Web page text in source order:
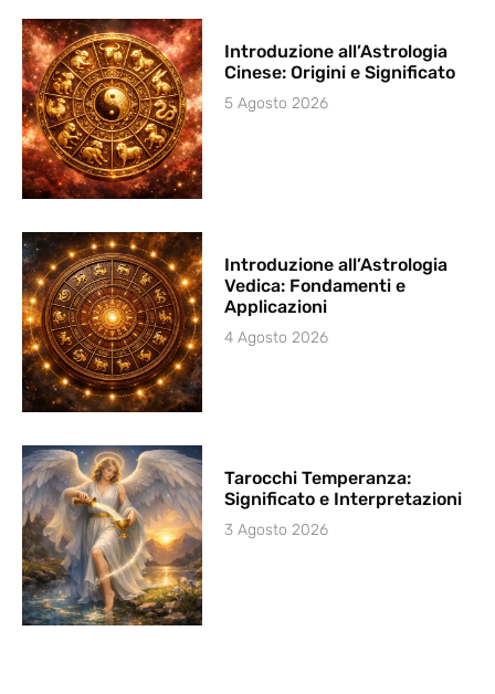
Introduzione all’Astrologia
Cinese: Origini e Significato
5 Agosto 2026
Introduzione all’Astrologia
Vedica: Fondamenti e
Applicazioni
4 Agosto 2026
Tarocchi Temperanza:
Significato e Interpretazioni
3 Agosto 2026